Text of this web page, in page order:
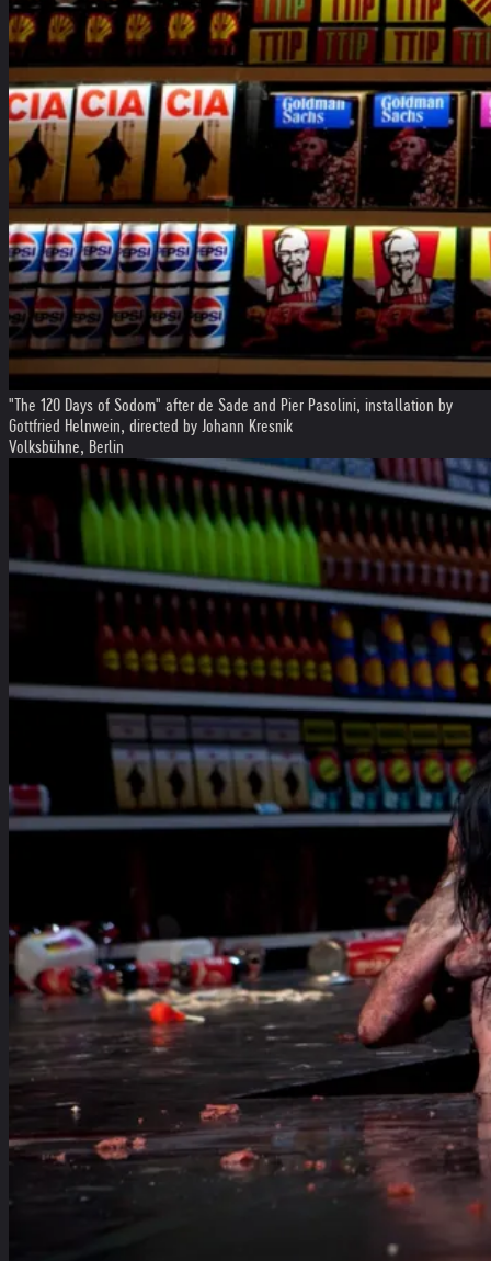
"The 120 Days of Sodom" after de Sade and Pier Pasolini, installation by
Gottfried Helnwein, directed by Johann Kresnik
Volksbühne, Berlin